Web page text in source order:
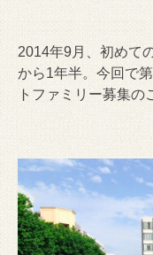
2014年9月、 初めて
から1年半。今回で
トファミリー募集の